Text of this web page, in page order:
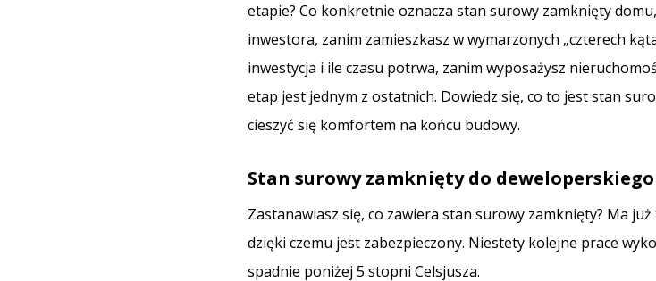
etapie? Co konkretnie oznacza stan surowy zamknięty
inwestora, zanim zamieszkasz w wymarzonych „czterech
inwestycja i ile czasu potrwa, zanim wyposażysz
etap jest jednym z ostatnich. Dowiedz się, co to jest stan
cieszyć się komfortem na końcu budowy.
Stan surowy zamknięty do
Zastanawiasz się, co zawiera stan surowy zamknięty? Ma
dzięki czemu jest zabezpieczony. Niestety kolejne prace
spadnie poniżej 5 stopni Celsjusza.